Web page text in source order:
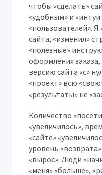
чтобы «сделать»
«удобным» и
«пользователей».
сайта, «изменил»
«полезные»
оформления
версию сайта «с»
«проект» всю
«результаты» не
Количество
«увеличилось»,
«сайте»
уровень
«вырос». Люди
«меня» «больше»,